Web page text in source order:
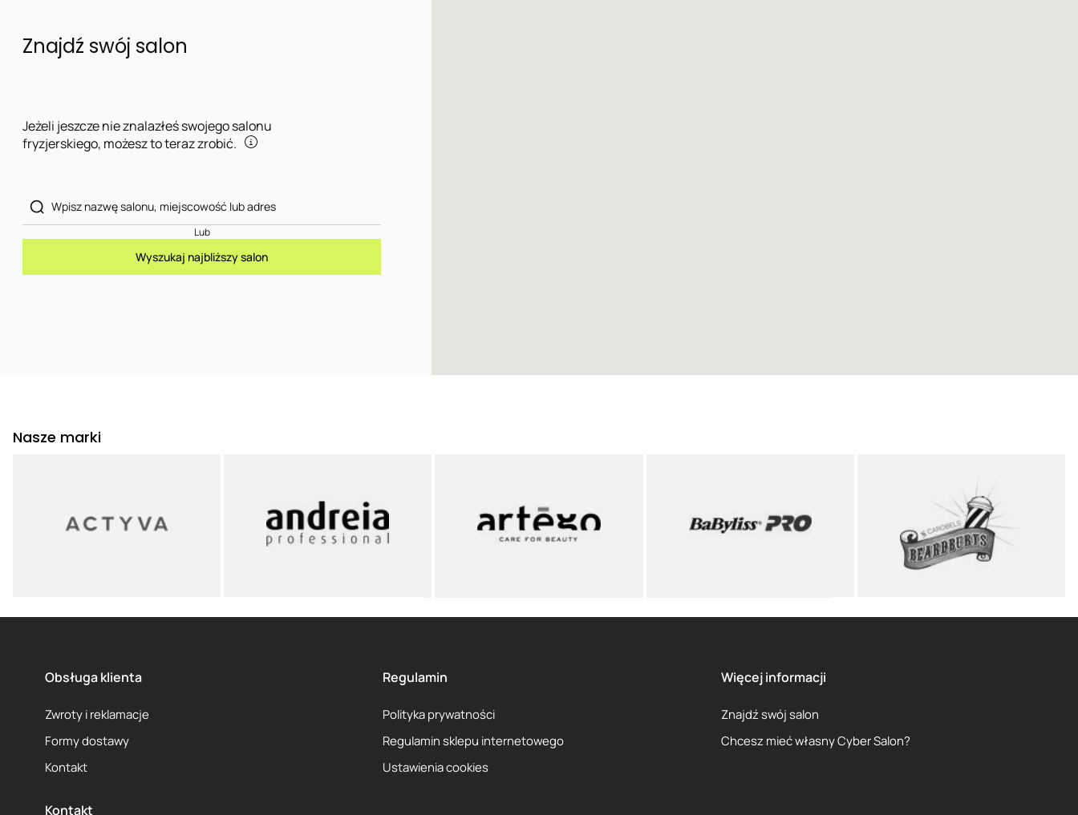
Znajdź swój salon
Jeżeli jeszcze nie znalazłeś swojego salonu
fryzjerskiego, możesz to teraz zrobić.
Lub
Wyszukaj najbliższy salon
Nasze marki
Obsługa klienta
Zwroty i reklamacje
Formy dostawy
Kontakt
Regulamin
Polityka prywatności
Regulamin sklepu internetowego
Ustawienia cookies
Więcej informacji
Znajdź swój salon
Chcesz mieć własny Cyber Salon?
Kontakt